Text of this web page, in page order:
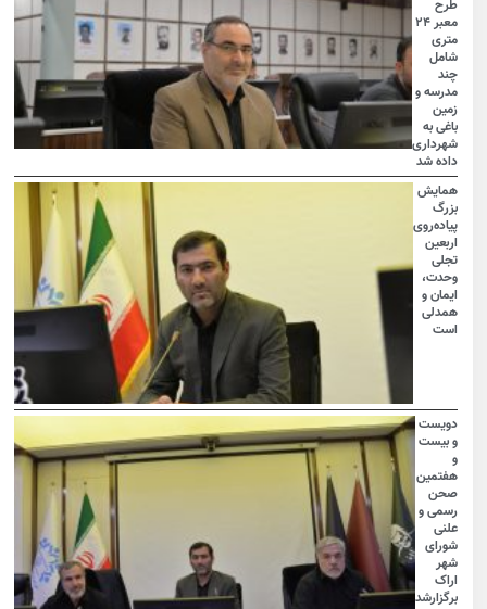
طرح
معبر ۲۴
متری
شامل
چند
مدرسه و
زمین
باغی به
شهرداری
داده شد
همایش
بزرگ
پیاده‌روی
اربعین
تجلی
وحدت،
ایمان و
همدلی
است
دویست
و بیست
هفتمین
صحن
رسمی و
علنی
شورای
شهر
اراک
برگزارشد